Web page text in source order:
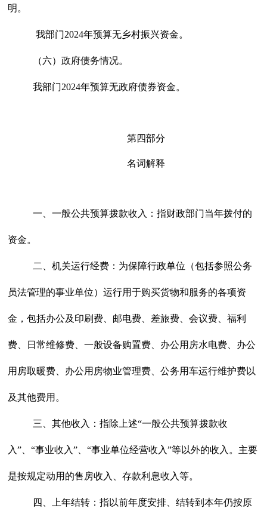
明。
我部门2024年预算无乡村振兴资金。
（六）政府债务情况。
我部门2024年预算无政府债券资金。
第四部分
名词解释
一、一般公共预算拨款收入：指财政部门当年拨付的
资金。
二、机关运行经费： 为保障行政单位（包括参照公务
员法管理的事业单位）运行用于购买货物和服务的各项资
金，包括办公及印刷费、邮电费、差旅费、会议费、福利
费、日常维修费、一般设备购置费、办公用房水电费、办公
用房取暖费、办公用房物业管理费、公务用车运行维护费以
及其他费用。
三、其他收入：指除上述“一般公共预算拨款收
入”、“事业收入”、“事业单位经营收入”等以外的收入。主要
是按规定动用的售房收入、存款利息收入等。
四、上年结转：指以前年度安排、结转到本年仍按原